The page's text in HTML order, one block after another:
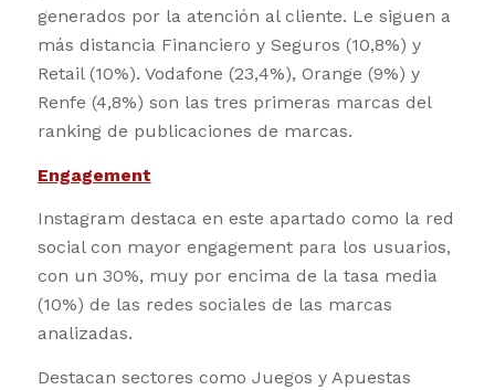
generados por la atención al cliente. Le siguen a
más distancia Financiero y Seguros (10,8%) y
Retail (10%). Vodafone (23,4%), Orange (9%) y
Renfe (4,8%) son las tres primeras marcas del
ranking de publicaciones de marcas.
Engagement
Instagram destaca en este apartado como la red
social con mayor engagement para los usuarios,
con un 30%, muy por encima de la tasa media
(10%) de las redes sociales de las marcas
analizadas.
Destacan sectores como Juegos y Apuestas